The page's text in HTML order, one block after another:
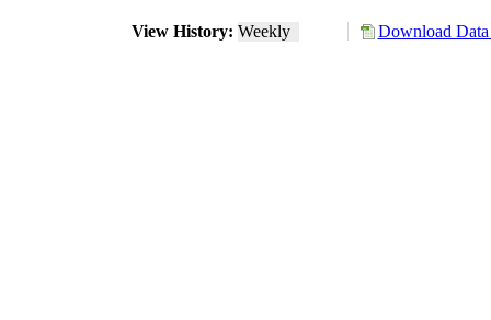
View History: Weekly Download